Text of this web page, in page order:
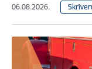
06.08.2026.